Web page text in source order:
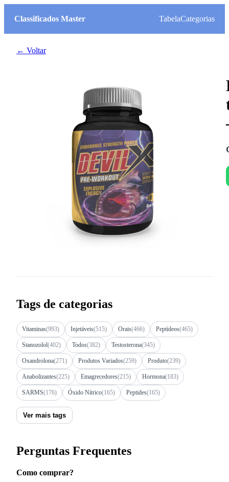
Classificados Master TabelaCategorias
← Voltar
Tags de categorias
Vitaminas(993) Injetáveis(515) Orais(466) Peptídeos(465)
Stanozolol(402) Todos(382) Testosterona(345)
Oxandrolona(271) Produtos Variados(259) Produto(239)
Anabolizantes(225) Emagrecedores(215) Hormona(183)
SARMS(176) Óxido Nítrico(165) Peptides(165)
Ver mais tags
Perguntas Frequentes
Como comprar?